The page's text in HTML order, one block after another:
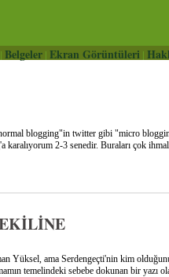
| Belgeler| Ekran Görüntüleri |
blogging"in twitter gibi "micro
'a karalıyorum 2-3 senedir. Buraları çok
Yüksel, ama Serdengeçti'nin kim
temelindeki sebebe dokunan bir yazı